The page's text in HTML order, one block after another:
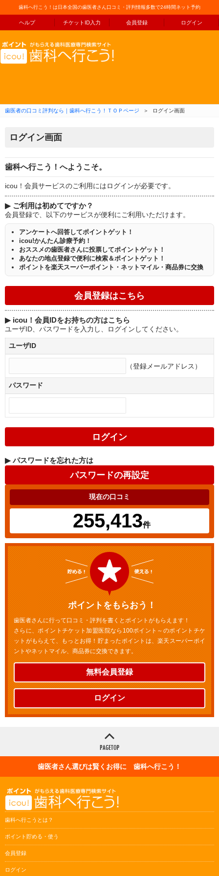
歯科へ行こう！は日本全国の歯医者さん口コミ・評判情報多数で24時間ネット予約
ヘルプ チケットID入力 会員登録 ログイン
コンテンツへ移動
歯医者の口コミ評判なら｜歯科へ行こう！ＴＯＰページ ＞ ログイン画面
ログイン画面
歯科へ行こう！へようこそ。
icou！会員サービスのご利用にはログインが必要です。
▶ ご利用は初めてですか？
会員登録で、以下のサービスが便利にご利用いただけます。
アンケートへ回答してポイントゲット！
icou!かんたん診療予約！
おススメの歯医者さんに投票してポイントゲット！
あなたの地点登録で便利に検索＆ポイントゲット！
ポイントを楽天スーパーポイント・ネットマイル・商品券に交換
▶ icou！会員IDをお持ちの方はこちら
ユーザID、パスワードを入力し、ログインしてください。
ユーザID
（登録メールアドレス）
パスワード
▶ パスワードを忘れた方は
現在の口コミ
255,413件
ポイントをもらおう！
歯医者さんに行って口コミ・評判を書くとポイントがもらえます！
さらに、ポイントチケット加盟医院なら100ポイント～のポイントチケ
ットがもらえて、もっとお得！貯まったポイントは、楽天スーパーポイ
ントやネットマイル、商品券に交換できます。
無料会員登録
ログイン
歯医者さん選びは賢くお得に 歯科へ行こう！
歯科へ行こうとは？
ポイント貯める・使う
会員登録
ログイン